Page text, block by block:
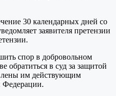
30 календарных дней со
заявителя претензии
спор в добровольном
обратиться в суд за защитой
им действующим
Федерации.